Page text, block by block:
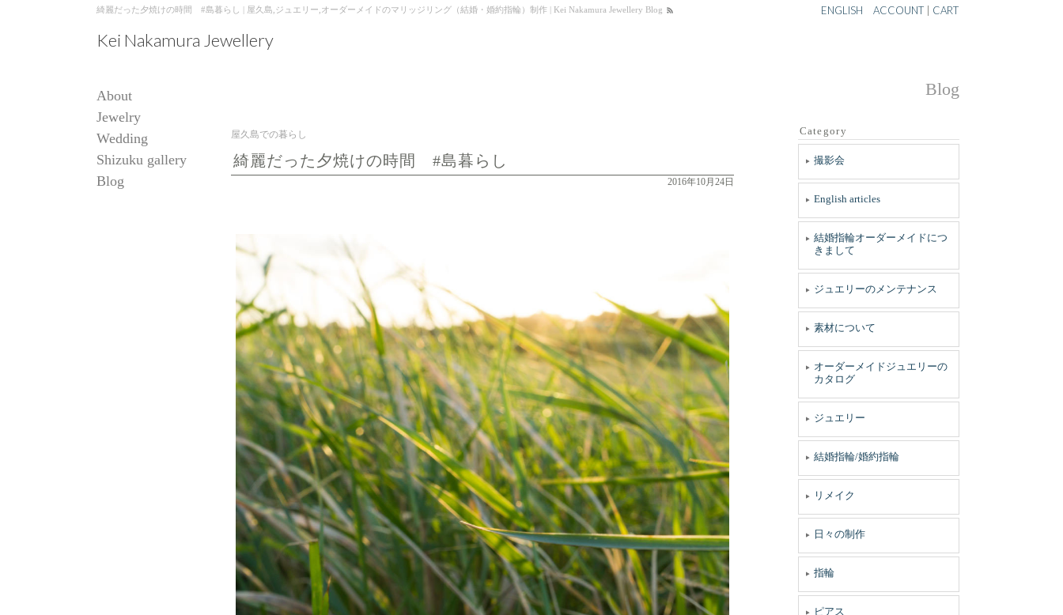
綺麗だった夕焼けの時間 #島暮らし | 屋久島,ジュエリー,オーダーメイドのマリッジリング（結婚・婚約指輪）制作 | Kei Nakamura Jewellery Blog
Kei Nakamura Jewellery
ENGLISH ACCOUNT CART
About
Jewelry
Wedding
Shizuku gallery
Blog
Blog
屋久島での暮らし
綺麗だった夕焼けの時間 #島暮らし
2016年10月24日
Category
撮影会
English articles
結婚指輪オーダーメイドにつ
きまして
ジュエリーのメンテナンス
素材について
オーダーメイドジュエリーの
カタログ
ジュエリー
結婚指輪/婚約指輪
リメイク
日々の制作
指輪
ピアス